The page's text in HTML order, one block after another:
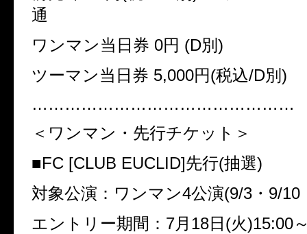
通
ワンマン当日券 0円 (D別)
ツーマン当日券 5,000円(税込/D別)
…………………………………………
＜ワンマン・先行チケット＞
■FC [CLUB EUCLID]先行(抽選)
対象公演：ワンマン4公演(9/3・9/10
エントリー期間：7月18日(火)15:00